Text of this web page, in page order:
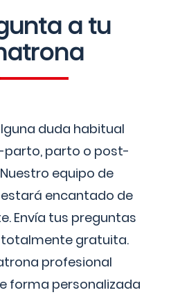
a tu
duda habitual
parto, parto o post-
equipo de
encantado de
Envía tus preguntas
gratuita.
profesional
forma personalizada